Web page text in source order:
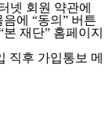
넷 회원 약관에
에 “동의” 버튼
재단” 홈페이지
직후 가입통보 메